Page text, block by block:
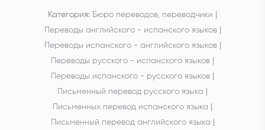
Категория: Бюро переводов, переводчики
Переводы английского - испанского языков|
Переводы испанского - английского языков|
Переводы русского - испанского языков
Переводы испанского - русского языков
Письменный перевод русского языка
Письменных перевод испанского языка
Письменный перевод английского языка